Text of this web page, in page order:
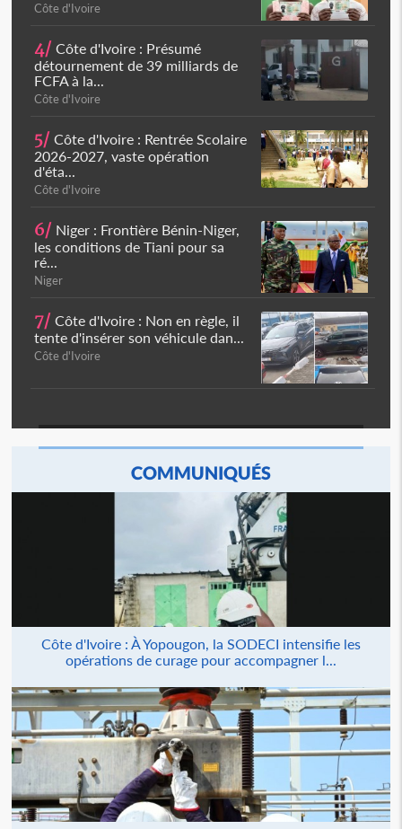
Côte d'Ivoire
4/ Côte d'Ivoire : Présumé
détournement de 39 milliards de
FCFA à la...
Côte d'Ivoire
5/ Côte d'Ivoire : Rentrée Scolaire
2026-2027, vaste opération
d'éta...
Côte d'Ivoire
6/ Niger : Frontière Bénin-Niger,
les conditions de Tiani pour sa
ré...
Niger
7/ Côte d'Ivoire : Non en règle, il
tente d'insérer son véhicule dan...
Côte d'Ivoire
COMMUNIQUÉS
Côte d'Ivoire : À Yopougon, la SODECI intensifie les
opérations de curage pour accompagner l...